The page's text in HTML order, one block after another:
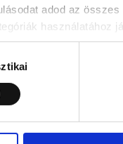
adod az
használatához